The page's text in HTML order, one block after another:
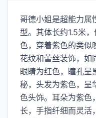
哥德小姐是超能力属
型。其体长约1.5米
色，穿着紫色的类似
花纹和蕾丝装饰，如
眼睛为红色，瞳孔呈
秘，头发为紫色，呈
色头饰。耳朵为紫色
长，手指纤细而灵活